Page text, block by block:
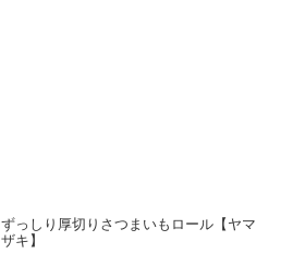
ずっしり厚切りさつまいもロール【ヤマ
ザキ】